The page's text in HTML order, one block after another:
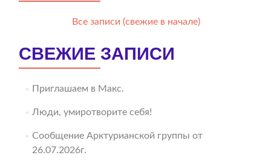
Все записи (свежие в начале)
СВЕЖИЕ ЗАПИСИ
Приглашаем в Макс.
Люди, умиротворите себя!
Сообщение Арктурианской группы от
26.07.2026г.